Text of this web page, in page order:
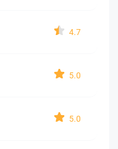
4.7
5.0
5.0